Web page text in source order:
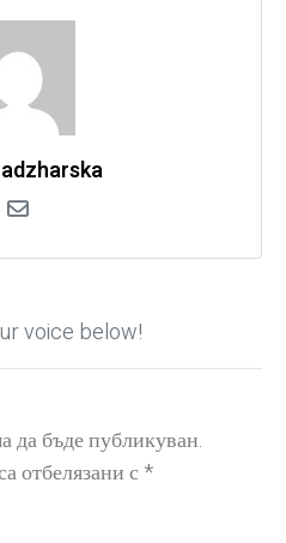
voice below!
да бъде публикуван.
отбелязани с*